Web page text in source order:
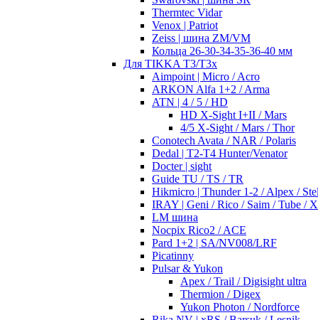
Thermtec Vidar
Venox | Patriot
Zeiss | шина ZM/VM
Кольца 26-30-34-35-36-40 мм
Для TIKKA T3/T3x
Aimpoint | Micro / Acro
ARKON Alfa 1+2 / Arma
ATN | 4 / 5 / HD
HD X-Sight I+II / Mars
4/5 X-Sight / Mars / Thor
Conotech Avata / NAR / Polaris
Dedal | T2-T4 Hunter/Venator
Docter | sight
Guide TU / TS / TR
Hikmicro | Thunder 1-2 / Alpex /
IRAY | Geni / Rico / Saim / Tube /
LM шина
Nocpix Rico2 / ACE
Pard 1+2 | SA/NV008/LRF
Picatinny
Pulsar & Yukon
Apex / Trail / Digisight ultra
Thermion / Digex
Yukon Photon / Nordforce